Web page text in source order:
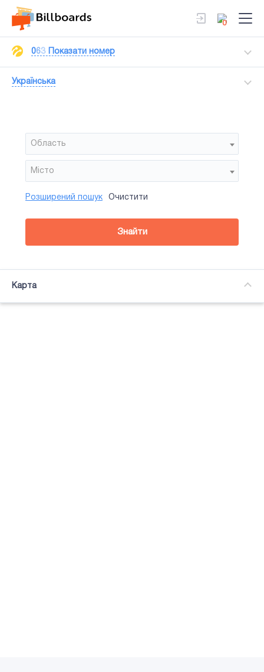
0
063 Показати номер
Українська
Область
Мiсто
Район
Сторона
Усi
Підсвітка
Розширений пошук Очистити
Знайти
Карта